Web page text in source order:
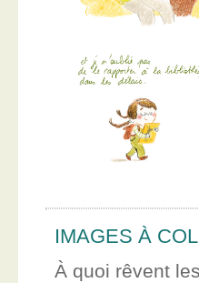
IMAGES À
À quoi rêvent